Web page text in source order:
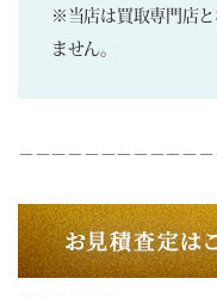
※当店は買取専門店と
ません。
－－－－－－－－－－－